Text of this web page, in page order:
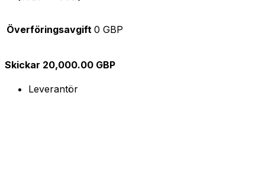
Överföringsavgift 0 GBP
Skickar 20,000.00 GBP
Leverantör